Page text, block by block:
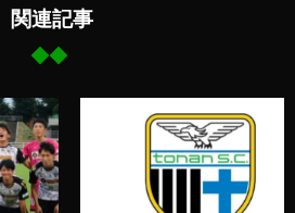
関連記事